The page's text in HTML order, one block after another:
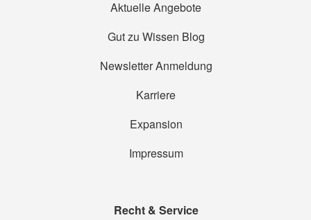
Aktuelle Angebote
Gut zu Wissen Blog
Newsletter Anmeldung
Karriere
Expansion
Impressum
Recht & Service